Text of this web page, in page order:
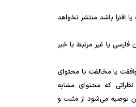
افترا باشد منتشر نخواهد
فارسی یا غیر مرتبط با خبر
یا مخالفت با محتوای
که محتوای مشابه
توصیه می‌شود از مثبت و